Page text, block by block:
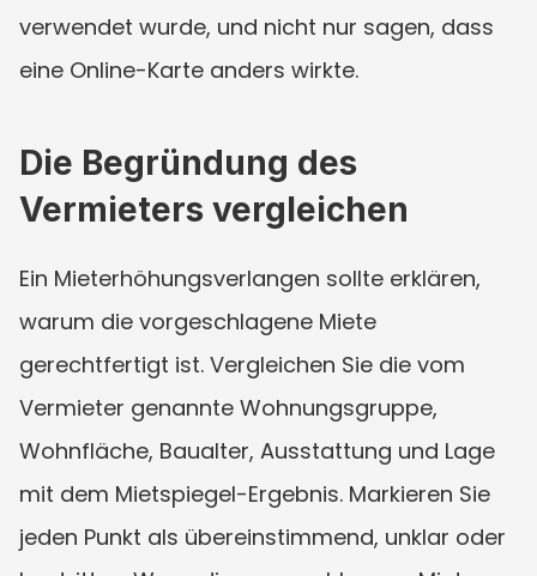
verwendet wurde, und nicht nur sagen, dass
eine Online-Karte anders wirkte.
Die Begründung des
Vermieters vergleichen
Ein Mieterhöhungsverlangen sollte erklären,
warum die vorgeschlagene Miete
gerechtfertigt ist. Vergleichen Sie die vom
Vermieter genannte Wohnungsgruppe,
Wohnfläche, Baualter, Ausstattung und Lage
mit dem Mietspiegel-Ergebnis. Markieren Sie
jeden Punkt als übereinstimmend, unklar oder